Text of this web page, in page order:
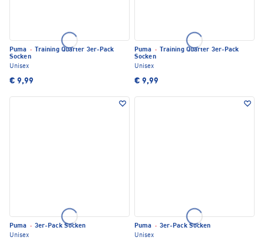
Puma ·
Training Quarter 3er-Pack
Socken
Unisex
€ 9,99
Puma ·
Training Quarter 3er-Pack
Socken
Unisex
€ 9,99
Puma · 3er-Pack Socken
Unisex
Puma · 3er-Pack Socken
Unisex